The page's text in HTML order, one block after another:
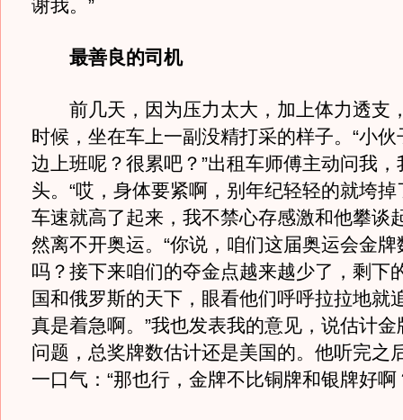
谢我。”
最善良的司机
前几天，因为压力太大，加上体力透支
时候，坐在车上一副没精打采的样子。“小
边上班呢？很累吧？”出租车师傅主动问我，
头。“哎，身体要紧啊，别年纪轻轻的就垮掉
车速就高了起来，我不禁心存感激和他攀谈
然离不开奥运。“你说，咱们这届奥运会金
吗？接下来咱们的夺金点越来越少了，剩下
国和俄罗斯的天下，眼看他们呼呼拉拉地就
真是着急啊。”我也发表我的意见，说估计
问题，总奖牌数估计还是美国的。他听完之
一口气：“那也行，金牌不比铜牌和银牌好啊